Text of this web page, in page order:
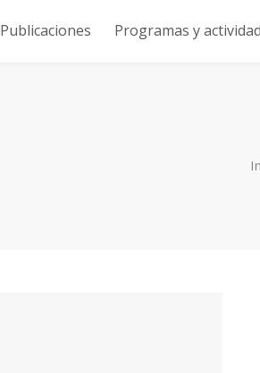
Publicaciones Programas y